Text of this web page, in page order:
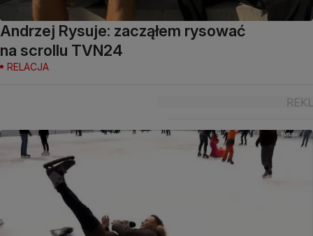
Andrzej Rysuje: zacząłem rysować
na scrollu TVN24
RELACJA